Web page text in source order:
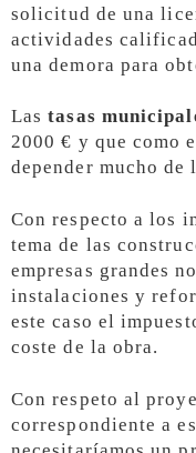
solicitud de una
actividades
una demora para
Lastasas
2000 € y que como
depender mucho
Con respecto a los
tema de las
empresas grandes
instalaciones y
este caso el
coste de la obra.
Con respeto al
correspondiente a